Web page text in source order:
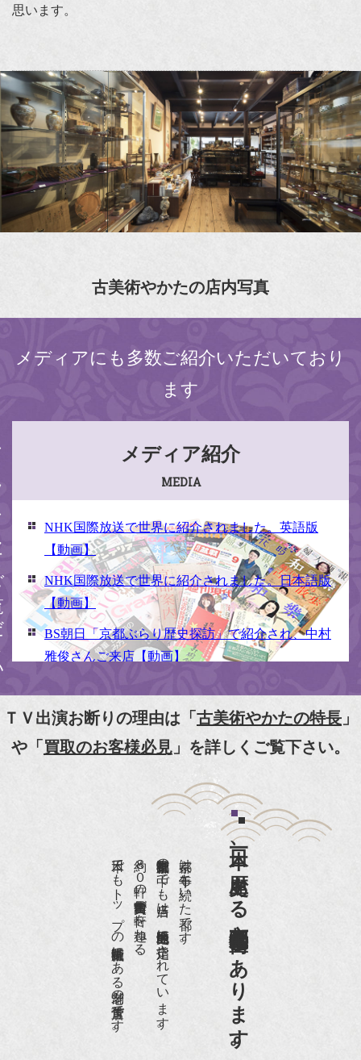
思います。
古美術やかたの店内写真
メディアにも多数ご紹介いただいており
ます
い メディア紹介
MEDIA
NHK国際放送で世界に紹介されました。英語版
【動画】
NHK国際放送で世界に紹介されました。日本語版
【動画】
BS朝日「京都ぶらり歴史探訪」で紹介され、中村
雅俊さんご来店【動画】
【動画】
『京都新聞』とKBS京都で鴨東まちなか美術館を
『和楽』7月号 樋口可南子さんがお店へ！！
『樋口可南子の古寺散歩』（5月17日発行）
NHK「趣味Do楽」とよた真帆さんご来店！【動
NHK『美の壺』（4月24日放送）
『和楽』10月号
『Hanako 京都案内』
『FIGARO japon』12月号
ＴＶ出演お断りの理由は「古美術やかたの特長 」
や「買取のお客様必見 」を詳しくご覧下さい。
日本一、歴史ある
京都祇園骨董街にあります。
京都は千年も続いた都です。
京都祇園骨董街の中でも当店は、歴史的保全地区に指定されています。
約８０軒の古美術骨董商が軒を連ねる、
日本でもトップの祇園骨董街にある老舗の骨董店です。